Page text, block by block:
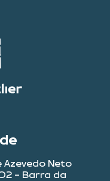
Azevedo Neto
- Barra da